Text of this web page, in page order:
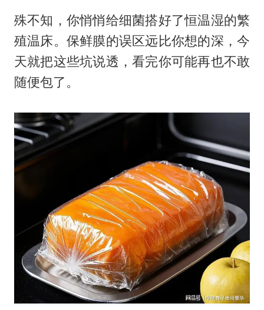
殊不知，你悄悄给细菌搭好了恒温湿的繁
殖温床。保鲜膜的误区远比你想的深，今
天就把这些坑说透，看完你可能再也不敢
随便包了。